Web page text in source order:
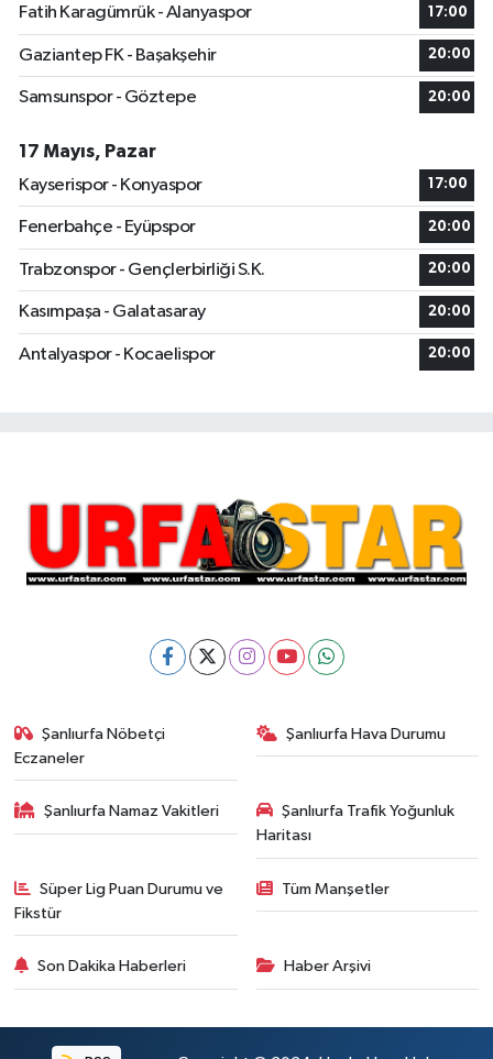
Fatih Karagümrük - Alanyaspor
17:00
Gaziantep FK - Başakşehir 20:00
Samsunspor - Göztepe 20:00
17 Mayıs, Pazar
Kayserispor - Konyaspor
17:00
Fenerbahçe - Eyüpspor 20:00
Trabzonspor - Gençlerbirliği S.K. 20:00
Kasımpaşa - Galatasaray 20:00
Antalyaspor - Kocaelispor 20:00
Şanlıurfa Nöbetçi
Eczaneler
Şanlıurfa Hava Durumu
Şanlıurfa Namaz Vakitleri
Şanlıurfa Trafik Yoğunluk
Haritası
Süper Lig Puan Durumu ve
Fikstür
Tüm Manşetler
Son Dakika Haberleri Haber Arşivi